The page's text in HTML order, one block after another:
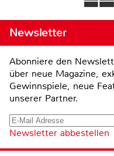
Newsletter
Abonniere den
über neue Magazine,
Gewinnspiele, neue
unserer Partner.
Newsletter abbestellen